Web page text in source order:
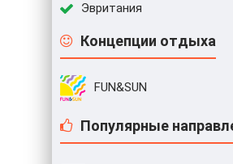
Эвритания
Концепции отдыха
FUN&SUN
Популярные